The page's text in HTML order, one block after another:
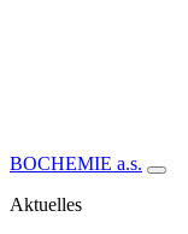
BOCHEMIE a.s.
Aktuelles